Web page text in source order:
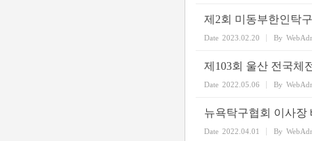
제2회 미동부한인탁
Date 2023.02.20 By
제103회 울산 전국체
Date 2022.05.06 By
뉴욕탁구협회 이사장
Date 2022.04.01 By